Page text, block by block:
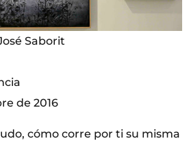
Saborit
de 2016
cómo corre por ti su misma